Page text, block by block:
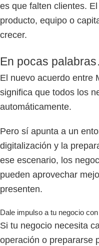
es que falten clientes.
producto, equipo o
crecer.
En pocas
El nuevo acuerdo entre
significa que todos los
automáticamente.
Pero sí apunta a un
digitalización y la
ese escenario, los
pueden aprovechar
presenten.
Dale impulso a tu negocio
Si tu negocio necesita
operación o prepararse